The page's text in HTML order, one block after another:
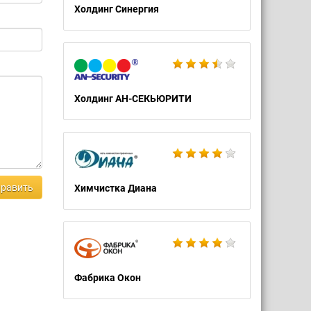
Холдинг Синергия
Холдинг АН-СЕКЬЮРИТИ
Химчистка Диана
Фабрика Окон